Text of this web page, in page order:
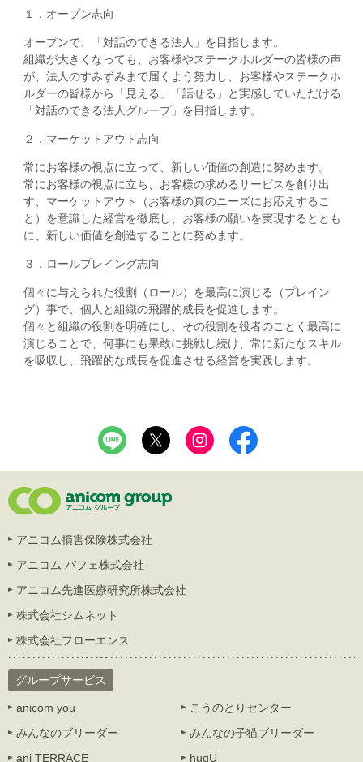
１．オープン志向
オープンで、「対話のできる法人」を目指します。
組織が大きくなっても、お客様やステークホルダーの皆様の声
が、法人のすみずみまで届くよう努力し、お客様やステークホ
ルダーの皆様から「見える」「話せる」と実感していただける
「対話のできる法人グループ」を目指します。
２．マーケットアウト志向
常にお客様の視点に立って、新しい価値の創造に努めます。
常にお客様の視点に立ち、お客様の求めるサービスを創り出
す、マーケットアウト（お客様の真のニーズにお応えするこ
と）を意識した経営を徹底し、お客様の願いを実現するととも
に、新しい価値を創造することに努めます。
３．ロールプレイング志向
個々に与えられた役割（ロール）を最高に演じる（プレイン
グ）事で、個人と組織の飛躍的成長を促進します。
個々と組織の役割を明確にし、その役割を役者のごとく最高に
演じることで、何事にも果敢に挑戦し続け、常に新たなスキル
を吸収し、飛躍的な成長を促進させる経営を実践します。
アニコム損害保険株式会社
アニコム パフェ株式会社
アニコム先進医療研究所株式会社
株式会社シムネット
株式会社フローエンス
グループサービス
anicom you
こうのとりセンター
みんなのブリーダー
みんなの子猫ブリーダー
ani TERRACE
hugU